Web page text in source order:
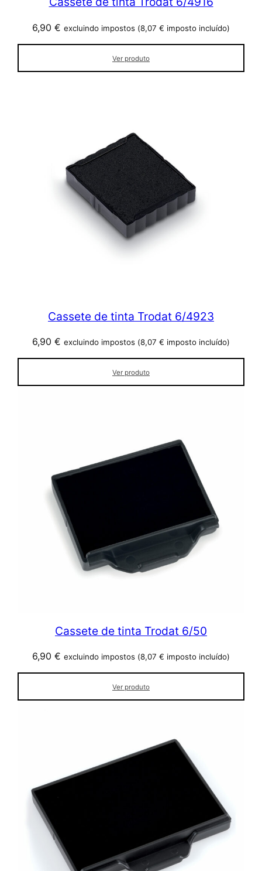
6,90 € excluindo impostos (8,07 € imposto incluído)
Ver produto
Cassete de tinta Trodat 6/4923
6,90 € excluindo impostos (8,07 € imposto incluído)
Ver produto
Cassete de tinta Trodat 6/50
6,90 € excluindo impostos (8,07 € imposto incluído)
Ver produto